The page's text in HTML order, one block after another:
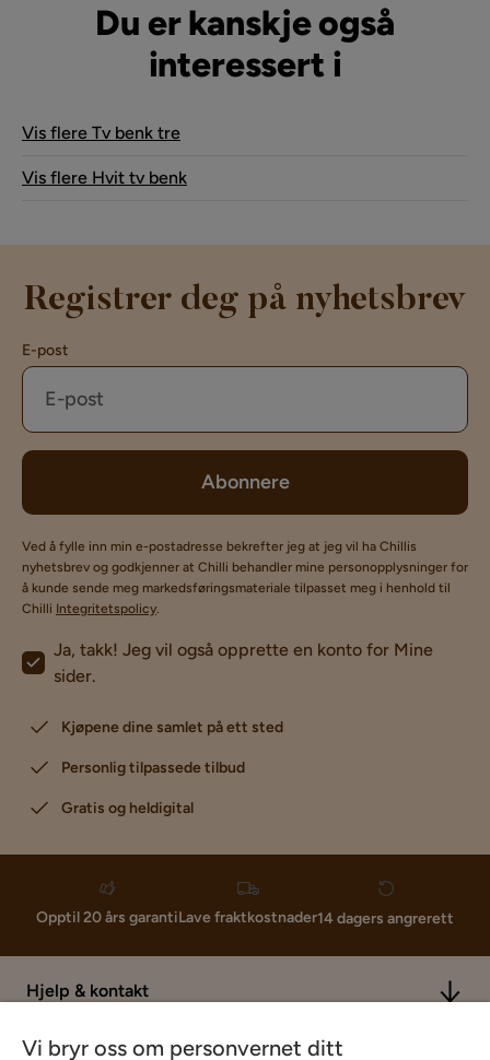
Du er kanskje også
interessert i
Vis flere Tv benk tre
Vis flere Hvit tv benk
Registrer deg på nyhetsbrev
E-post
Abonnere
Ved å fylle inn min e-postadresse bekrefter jeg at jeg vil ha Chillis
nyhetsbrev og godkjenner at Chilli behandler mine personopplysninger for
å kunde sende meg markedsføringsmateriale tilpasset meg i henhold til
Chilli Integritetspolicy.
Ja, takk! Jeg vil også opprette en konto for Mine
sider.
Kjøpene dine samlet på ett sted
Personlig tilpassede tilbud
Gratis og heldigital
Opptil 20 års garantiLave fraktkostnader14 dagers angrerett
Hjelp & kontakt
Vi bryr oss om personvernet ditt